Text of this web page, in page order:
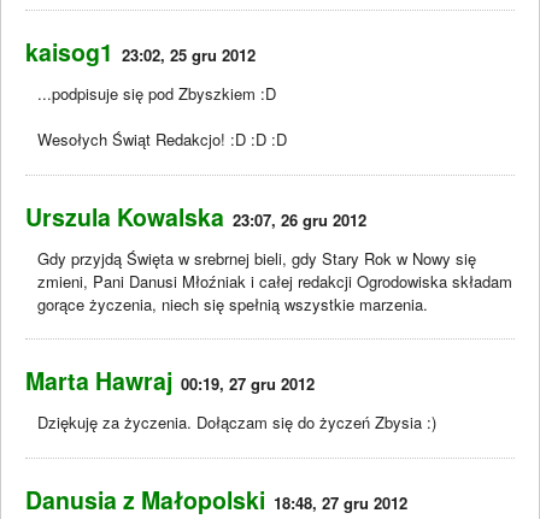
kaisog1 23:02, 25 gru 2012
...podpisuje się pod Zbyszkiem :D
Wesołych Świąt Redakcjo! :D :D :D
Urszula Kowalska 23:07, 26 gru 2012
Gdy przyjdą Święta w srebrnej bieli, gdy Stary Rok w Nowy się
zmieni, Pani Danusi Młoźniak i całej redakcji Ogrodowiska składam
gorące życzenia, niech się spełnią wszystkie marzenia.
Marta Hawraj 00:19, 27 gru 2012
Dziękuję za życzenia. Dołączam się do życzeń Zbysia :)
Danusia z Małopolski 18:48, 27 gru 2012